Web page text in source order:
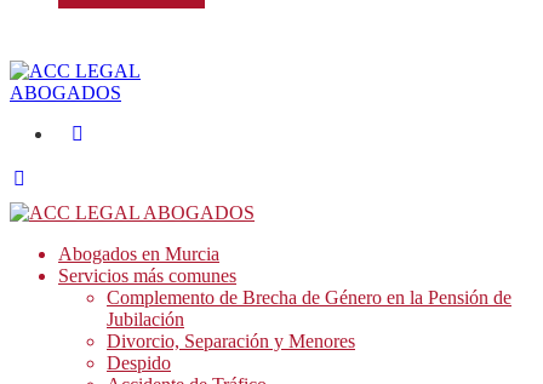
Abogados en Murcia
Servicios más comunes
Complemento de Brecha de Género en la Pensión de
Jubilación
Divorcio, Separación y Menores
Despido